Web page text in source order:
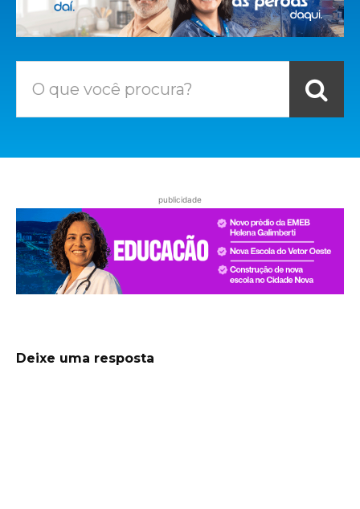
O que você procura?
publicidade
Deixe uma resposta